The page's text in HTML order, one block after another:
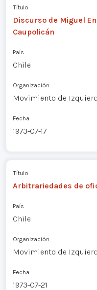
Título
Discurso de Miguel
Caupolicán
País
Chile
Organización
Movimiento de
Fecha
1973-07-17
Título
Arbitrariedades de
País
Chile
Organización
Movimiento de
Fecha
1973-07-21